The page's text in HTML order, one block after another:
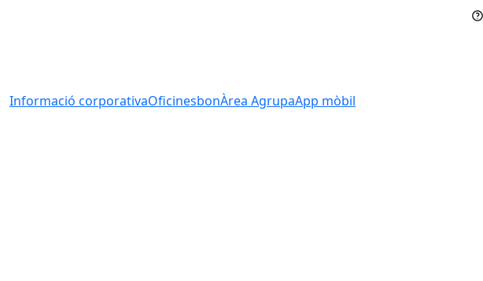
Informació corporativaOficinesbonÀrea AgrupaApp mòbil